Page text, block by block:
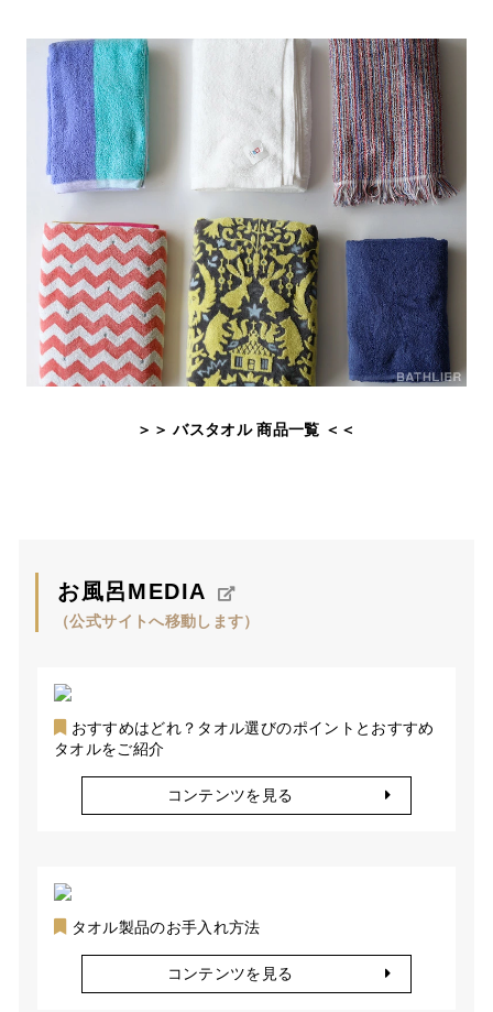
＞＞ バスタオル 商品一覧 ＜＜
お風呂MEDIA
（公式サイトへ移動します）
おすすめはどれ？タオル選びのポイントとおすすめ
タオルをご紹介
コンテンツを見る
タオル製品のお手入れ方法
コンテンツを見る